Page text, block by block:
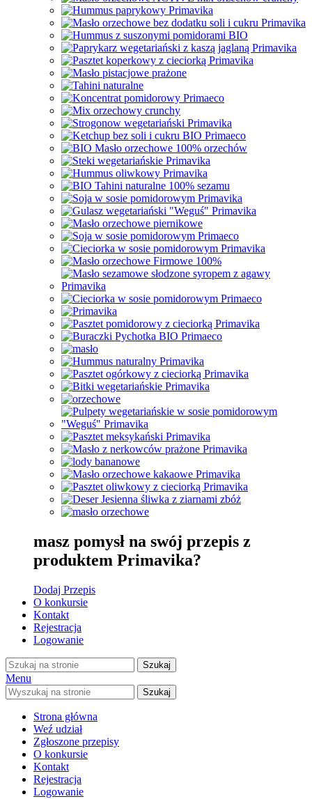
masz pomysł na swój przepis z
produktem Primavika?
Dodaj Przepis
O konkursie
Kontakt
Rejestracja
Logowanie
Szukaj
Menu
Szukaj
Strona główna
Weź udział
Zgłoszone przepisy
O konkursie
Kontakt
Rejestracja
Logowanie